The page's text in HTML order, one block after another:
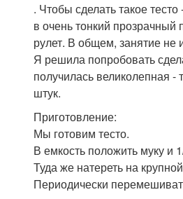
. Чтобы сделать такое
в очень тонкий
рулет. В общем, занятие не
Я решила попробовать
получилась великолепная
штук.
Приготовление:
Мы готовим тесто.
В емкость положить муку и
Туда же натереть на
Периодически